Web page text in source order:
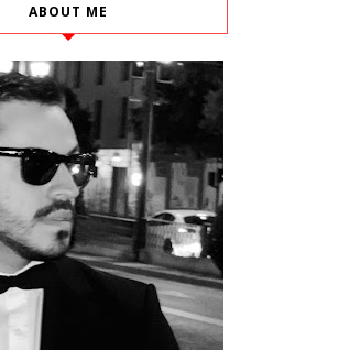
ABOUT ME